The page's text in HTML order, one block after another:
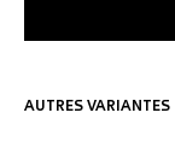
AUTRES VARIANTES